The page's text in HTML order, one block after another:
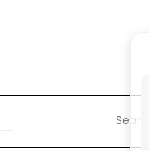
for: